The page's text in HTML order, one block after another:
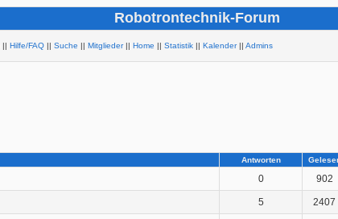
Robotrontechnik-Forum
|| Hilfe/FAQ|| Suche || Mitglieder|| Home || Statistik|| Kalender|| Admins
Antworten
0 902
5 2407